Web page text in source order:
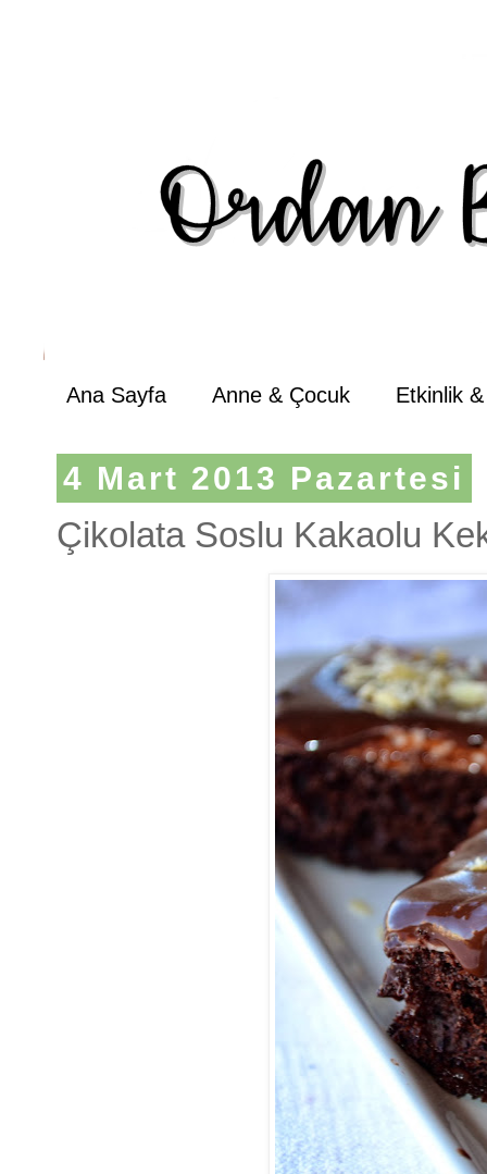
Ana Sayfa Anne & Çocuk Etkinlik
4 Mart 2013 Pazartesi
Çikolata Soslu Kakaolu